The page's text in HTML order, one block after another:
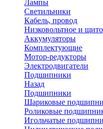
Лампы
Светильники
Кабель, провод
Низковольтное и
Аккумуляторы
Комплектующие
Мотор-редукторы
Электродвигатели
Подшипники
Назад
Подшипники
Шариковые
Роликовые
Игольчатые